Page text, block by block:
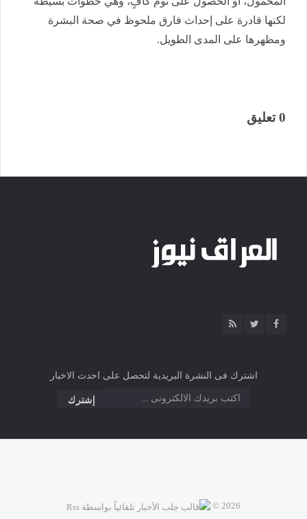
لكنها قادرة على إحداث فارق ملحوظ في صحة البشرة
ومظهرها على المدى الطويل.
0 تعليق
اشترك فى النشرة البريدية لتحصل على احدث الاخبار
2026 ©